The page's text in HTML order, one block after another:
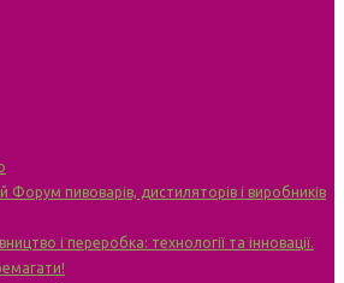
Форум пивоварів, дистиляторів і виробників
і переробка: технології та інновації.